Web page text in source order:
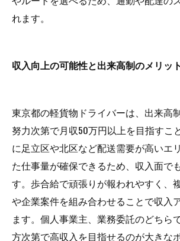
れます。
収入向上の可能性と出来高制のメリット
東京都の軽貨物ドライバーは、出来高
努力次第で月収50万円以上を目指すこ
に足立区や北区など配送需要が高いエ
た仕事量が確保できるため、収入面で
す。歩合給で頑張りが報われやすく、
や企業案件を組み合わせることで収入
ます。個人事業主、業務委託のどちら
方次第で高収入を目指せるのが大きな